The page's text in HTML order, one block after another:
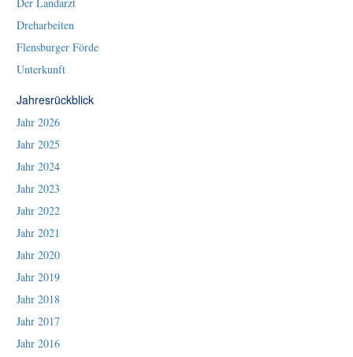
Dreharbeiten
Flensburger Förde
Unterkunft
Jahresrückblick
Jahr 2026
Jahr 2025
Jahr 2024
Jahr 2023
Jahr 2022
Jahr 2021
Jahr 2020
Jahr 2019
Jahr 2018
Jahr 2017
Jahr 2016